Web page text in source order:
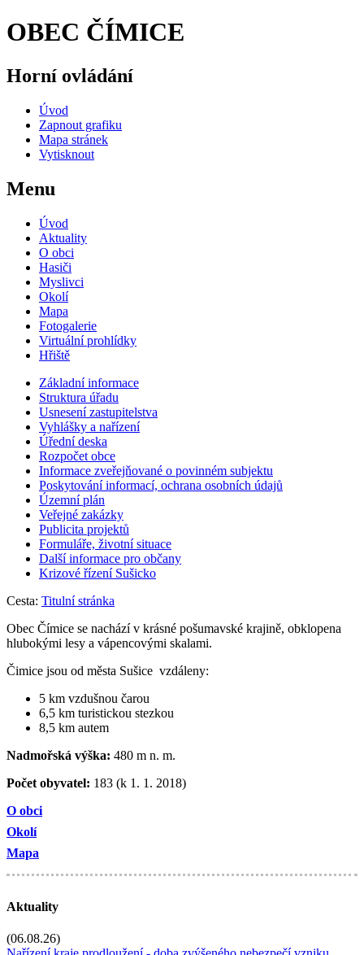
OBEC ČÍMICE
Horní ovládání
Úvod
Zapnout grafiku
Mapa stránek
Vytisknout
Menu
Úvod
Aktuality
O obci
Hasiči
Myslivci
Okolí
Mapa
Fotogalerie
Virtuální prohlídky
Hřiště
Základní informace
Struktura úřadu
Usnesení zastupitelstva
Vyhlášky a nařízení
Úřední deska
Rozpočet obce
Informace zveřejňované o povinném subjektu
Poskytování informací, ochrana osobních údajů
Územní plán
Veřejné zakázky
Publicita projektů
Formuláře, životní situace
Další informace pro občany
Krizové řízení Sušicko
Cesta: Titulní stránka
Obec Čímice se nachází v krásné pošumavské krajině, obklopena
hlubokými lesy a vápencovými skalami.
Čimice jsou od města Sušice vzdáleny:
5 km vzdušnou čarou
6,5 km turistickou stezkou
8,5 km autem
Nadmořská výška: 480 m n. m.
Počet obyvatel: 183 (k 1. 1. 2018)
O obci
Okolí
Mapa
Aktuality
(06.08.26)